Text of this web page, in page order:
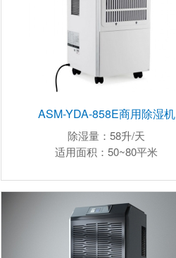
ASM-YDA-858E商用除湿机
除湿量：58升/天
适用面积：50~80平米